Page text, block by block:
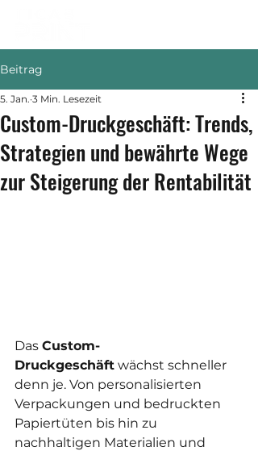
Beitrag
Custom-Druckgeschäft: Trends,
Strategien und bewährte Wege
zur Steigerung der Rentabilität
5. Jan. 3 Min. Lesezeit
Das Custom-
Druckgeschäft wächst schneller
denn je. Von personalisierten
Verpackungen und bedruckten
Papiertüten bis hin zu
nachhaltigen Materialien und